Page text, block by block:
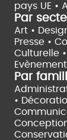
pays UE •
Par
Art •
Presse •
Culturelle •
Par
•